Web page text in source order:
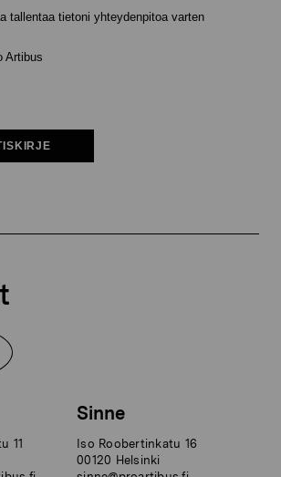
tallentaa tietoni yhteydenpitoa varten
Artibus
11
Sinne
Iso Roobertinkatu 16
00120 Helsinki